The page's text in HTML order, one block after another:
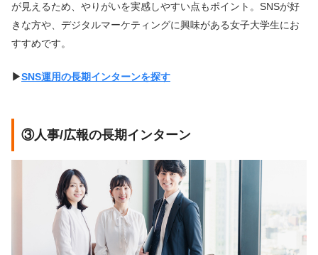
が見えるため、やりがいを実感しやすい点もポイント。SNSが好
きな方や、デジタルマーケティングに興味がある女子大学生にお
すすめです。
▶︎SNS運用の長期インターンを探す
③人事/広報の長期インターン